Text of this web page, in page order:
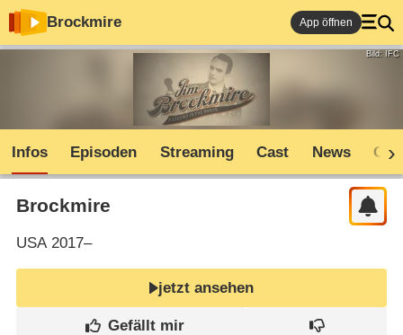
Brockmire App öffnen
Bild: IFC
Infos Episoden Streaming Cast News
Brockmire
USA2017–
jetzt ansehen